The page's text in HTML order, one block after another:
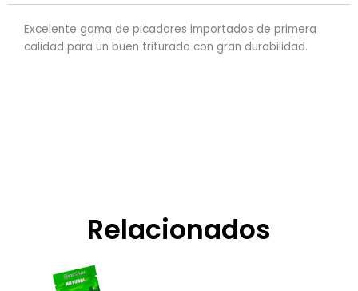
Excelente gama de picadores importados de primera
calidad para un buen triturado con gran durabilidad.
Relacionados